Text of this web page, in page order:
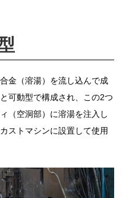
金（溶湯）を流し込んで成
可動型で構成され、この2つ
（空洞部）に溶湯を注入し
ストマシンに設置して使用